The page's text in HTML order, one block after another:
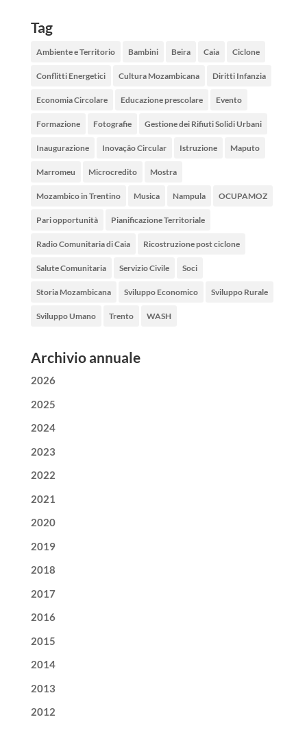
Tag
Ambiente e Territorio Bambini Beira Caia Ciclone
Conflitti Energetici Cultura Mozambicana Diritti Infanzia
Economia Circolare Educazione prescolare Evento
Formazione Fotografie Gestione dei Rifiuti Solidi Urbani
Inaugurazione Inovação Circular Istruzione Maputo
Marromeu Microcredito Mostra
Mozambico in Trentino Musica Nampula OCUPAMOZ
Pari opportunità Pianificazione Territoriale
Radio Comunitaria di Caia Ricostruzione post ciclone
Salute Comunitaria Servizio Civile Soci
Storia Mozambicana Sviluppo Economico Sviluppo Rurale
Sviluppo Umano Trento WASH
Archivio annuale
2026
2025
2024
2023
2022
2021
2020
2019
2018
2017
2016
2015
2014
2013
2012